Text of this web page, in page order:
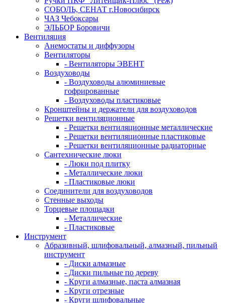
СОБОЛЬ, СЕНАТ г.Новосибирск
ЧАЗ Чебоксары
ЭЛЬБОР Боровичи
Вентиляция
Анемостаты и диффузоры
Вентиляторы
- Вентиляторы ЭВЕНТ
Воздуховоды
- Воздуховоды алюминиевые
гофрированные
- Воздуховоды пластиковые
Кронштейны и держатели для воздуховодов
Решетки вентиляционные
- Решетки вентиляционные металлические
- Решетки вентиляционные пластиковые
- Решетки вентиляционные радиаторные
Сантехнические люки
- Люки под плитку
- Металлические люки
- Пластиковые люки
Соединители для воздуховодов
Стенные выходы
Торцевые площадки
- Металлические
- Пластиковые
Инструмент
Абразивный, шлифовальный, алмазный, пильный
инструмент
- Диски алмазные
- Диски пильные по дереву
- Круги алмазные, паста алмазная
- Круги отрезные
- Круги шлифовальные